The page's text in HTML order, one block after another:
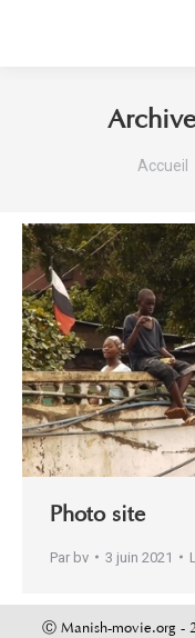
Vous
Accueil
Photo site
Par bv 3 juin 2021
Ⓒ Manish-movie.org -